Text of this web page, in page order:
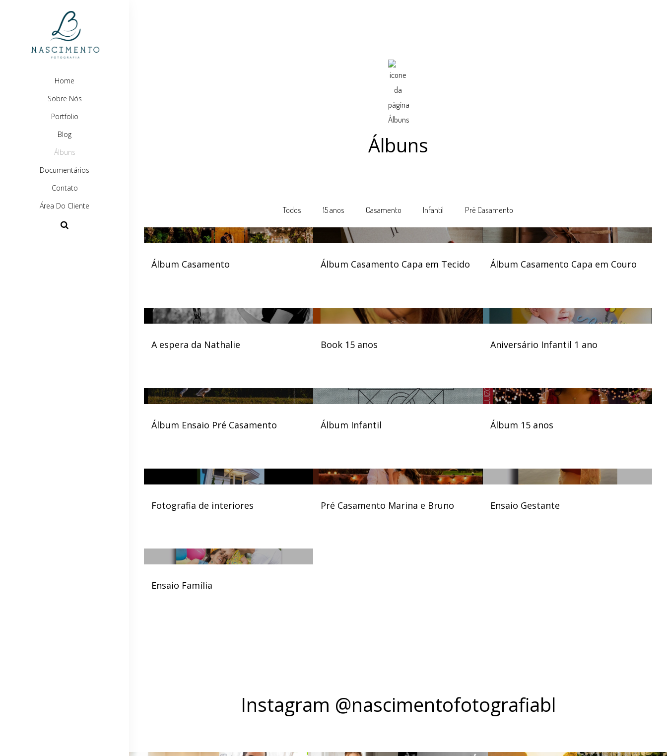
Home
Sobre Nós
Portfolio
Blog
Álbuns
Documentários
Contato
Área Do Cliente
Álbuns
Todos 15 anos Casamento Infantil Pré Casamento
Álbum Casamento Álbum Casamento Capa em Tecido Álbum Casamento Capa em Couro
A espera da Nathalie Book 15 anos Aniversário Infantil 1 ano
Álbum Ensaio Pré Casamento Álbum Infantil Álbum 15 anos
Fotografia de interiores Pré Casamento Marina e Bruno Ensaio Gestante
Ensaio Família
Instagram @nascimentofotografiabl